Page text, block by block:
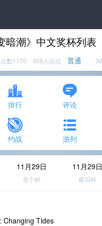
暗潮》中文奖杯列表
点数1170 308人玩过 普通
排行 评论
约战 游列
11月29日
首个杯
11月29日
最后杯
Changing Tides